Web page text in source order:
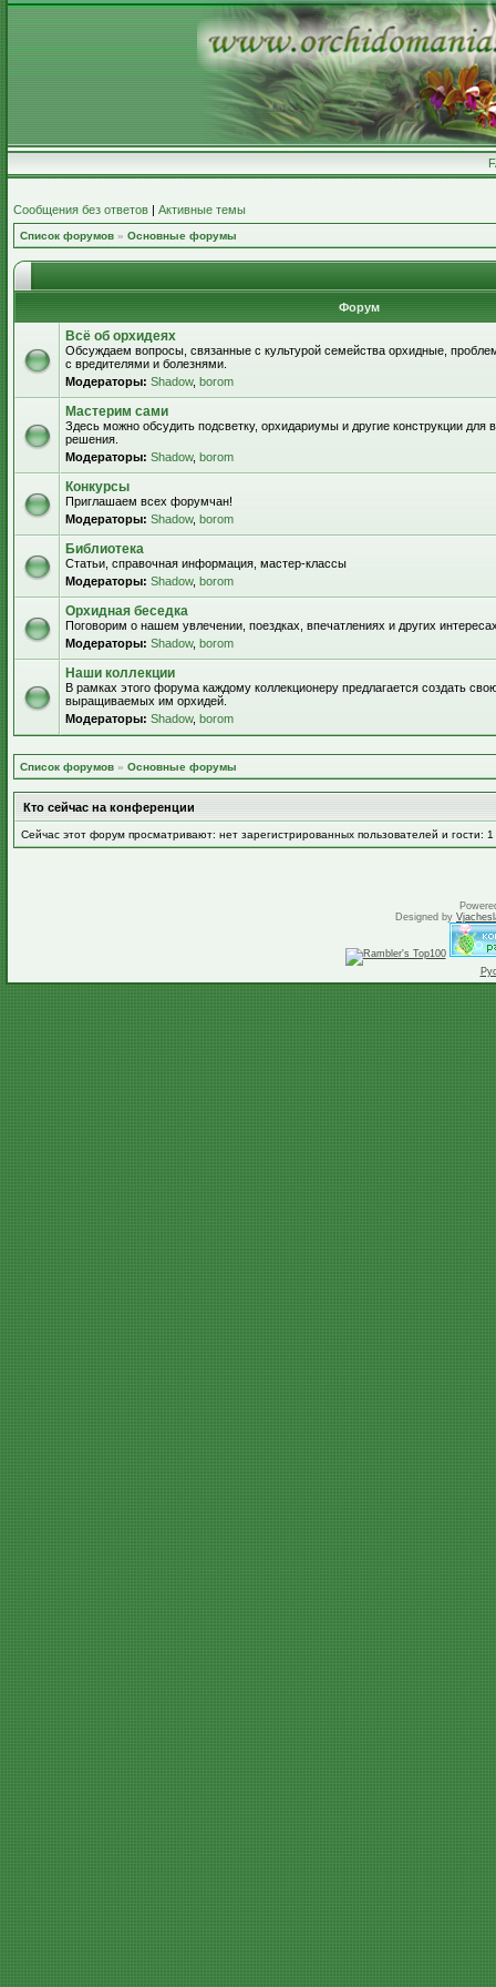
Сообщения без ответов | Активные темы
Список форумов » Основные форумы
Форум
Всё об орхидеях
Обсуждаем вопросы, связанные с культурой семейства орхидные,
с вредителями и болезнями.
Модераторы: Shadow, borom
Мастерим сами
Здесь можно обсудить подсветку, орхидариумы и другие конструкции
решения.
Модераторы: Shadow, borom
Конкурсы
Приглашаем всех форумчан!
Модераторы: Shadow, borom
Библиотека
Статьи, справочная информация, мастер-классы
Модераторы: Shadow, borom
Орхидная беседка
Поговорим о нашем увлечении, поездках, впечатлениях и других
Модераторы: Shadow, borom
Наши коллекции
В рамках этого форума каждому коллекционеру предлагается создать
выращиваемых им орхидей.
Модераторы: Shadow, borom
Список форумов » Основные форумы
Кто сейчас на конференции
Сейчас этот форум просматривают: нет зарегистрированных пользователей и гости: 1
Designed by